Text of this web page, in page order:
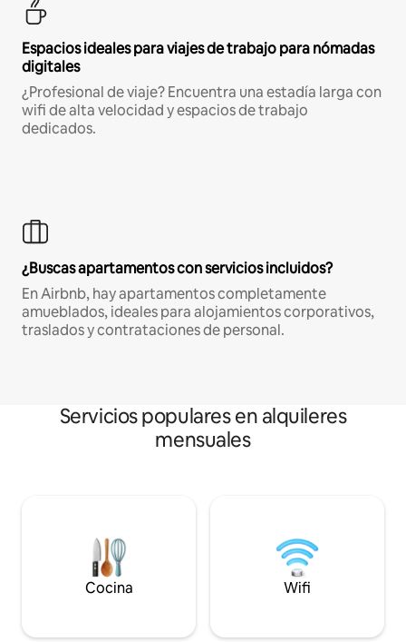
Espacios ideales para viajes de trabajo para nómadas
digitales
¿Profesional de viaje? Encuentra una estadía larga con
wifi de alta velocidad y espacios de trabajo
dedicados.
¿Buscas apartamentos con servicios incluidos?
En Airbnb, hay apartamentos completamente
amueblados, ideales para alojamientos corporativos,
traslados y contrataciones de personal.
Servicios populares en alquileres
mensuales
Cocina Wifi